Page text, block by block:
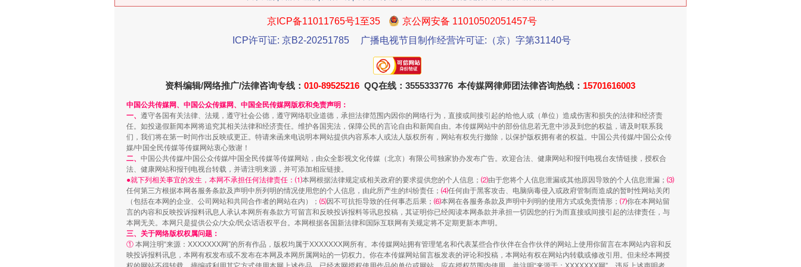
今年投资意愿榜揭晓
习近平的博鳌关键词
魏明亮严重违纪违法案透视
千亩耕地变“别墅”
京ICP备11011765号1至35
京公网安备 11010502051457号
ICP许可证: 京B2-20251785
广播电视节目制作经营许可证:（京）字第31140号
资料编辑/网络推广/法律咨询专线： 010-89525216 QQ在线：3555333776 本传媒网律师团法律咨询热线： 15701616003
中国公共传媒网、中国公众传媒网、中国全民传媒网版权和免责声明：
一、 遵守各国有关法律、法规，遵守社会公德，遵守网络职业道德，承担法律范围内因你的网络行为，直接或间接引起的给他人或（单位）造成伤害和损失的法律和经济责
任。如投递假新闻本网将追究其相关法律和经济责任。维护各国宪法，保障公民的言论自由和新闻自由。本传媒网站中的部份信息若无意中涉及到您的权益，请及时联系我
们，我们将在第一时间作出反映或更正。特请来函来电说明本网站提供内容系本人或法人版权所有，网站有权先行撤除，以保护版权拥有者的权益。中国公共传媒/中国公众传
媒/中国全民传媒等传媒网站衷心致谢！
二、 中国公共传媒/中国公众传媒/中国全民传媒等传媒网站，由众全影视文化传媒（北京）有限公司独家协办发布广告。欢迎合法、健康网站和报刊电视台友情链接，授权合
法、健康网站和报刊电视台转载，并请注明来源，并可添加相应链接。
●就下列相关事宜的发生，本网不承担任何法律责任：⑴本网根据法律规定或相关政府的要求提供您的个人信息； ⑵由于您将个人信息泄漏或其他原因导致的个人信息泄漏； ⑶
任何第三方根据本网各服务条款及声明中所列明的情况使用您的个人信息，由此所产生的纠纷责任； ⑷任何由于黑客攻击、电脑病毒侵入或政府管制而造成的暂时性网站关闭
（包括在本网的企业、公司网站和共同合作者的网站在内）； ⑸因不可抗拒导致的任何事态后果； ⑹本网在各服务条款及声明中列明的使用方式或免责情形； ⑺你在本网站留
言的内容和反映投诉报料讯息人承认本网所有条款方可留言和反映投诉报料等讯息投稿，其证明你已经阅读本网条款并承担一切因您的行为而直接或间接引起的法律责任，与
本网无关。本网只是提供公众/大众/民众话语权平台。本网根据各国新法律和国际互联网有关规定将不定期更新本声明。
三、关于网络版权权属问题：
① 本网注明“来源：XXXXXXX网”的所有作品，版权均属于XXXXXXX网所有。本传媒网站拥有管理笔名和代表某些合作伙伴在合作伙伴的网站上使用你留言在本网站内容和反
映投诉报料讯息，本网有权发布或不发布在本网及本网所属网站的一切权力。你在本传媒网站留言板发表的评论和投稿，本网站有权在网站内转载或修改引用。但未经本网授